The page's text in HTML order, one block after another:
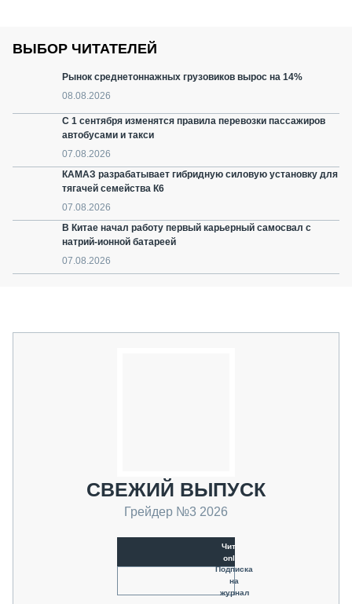
ВЫБОР ЧИТАТЕЛЕЙ
Рынок среднетоннажных грузовиков вырос на 14%
08.08.2026
С 1 сентября изменятся правила перевозки пассажиров
автобусами и такси
07.08.2026
КАМАЗ разрабатывает гибридную силовую установку для
тягачей семейства К6
07.08.2026
В Китае начал работу первый карьерный самосвал с
натрий-ионной батареей
07.08.2026
СВЕЖИЙ ВЫПУСК
Грейдер №3 2026
Читать
online
Подписка
на
журнал